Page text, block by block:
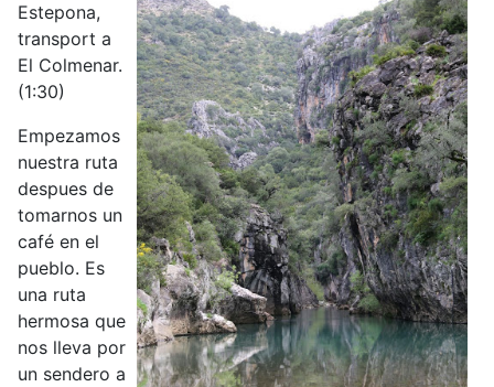
Estepona,
transport a
El Colmenar.
(1:30)
Empezamos
nuestra ruta
despues de
tomarnos un
café en el
pueblo. Es
una ruta
hermosa que
nos lleva por
un sendero a